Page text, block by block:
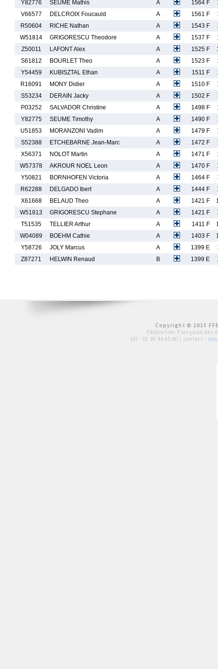
Y82776
SEUME Mathis A 1564 F
V66577
DELCROIX Foucauld A 1561 F
R50604
RICHE Nathan A 1543 F
W51814
GRIGORESCU Theodore A 1537 F
Z50011
LAFONT Alex A 1525 F
S61812
BOURLET Theo A 1523 F
Y54459
KUBISZTAL Ethan A 1511 F
R16091
MONY Didier A 1510 F
S53234
DERAIN Jacky A 1502 F
P03252
SALVADOR Christine A 1498 F
Y82775
SEUME Timothy A 1490 F
U51853
MORANZONI Vadim A 1479 F
S52388
ETCHEBARNE Jean-Marc A 1472 F
X56371
NOLOT Martin A 1471 F
W57378
AKROUR NOEL Leon A 1470 F
Y50821
BORNHOFEN Victoria A 1464 F
R62288
DELGADO Ibert A 1444 F
X61668
BELAUD Theo A 1421 F
W51813
GRIGORESCU Stephane A 1421 F
T51535
TELLIER Arthur A 1411 F
W04089
BOEHM Cathie A 1403 F
Y58726
JOLY Marcus A 1399 E
Z87271
HELWIN Renaud B 1399 E
Copyright © 2015
Fédération Française des
tél : 01 39 44 65 80 | contact :